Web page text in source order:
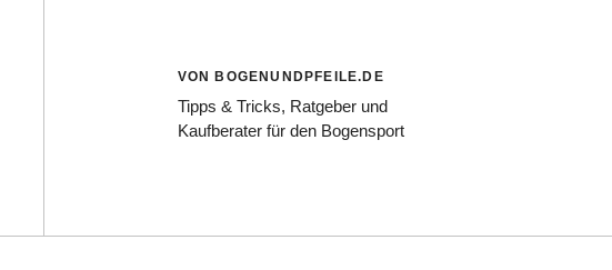
VON BOGENUNDPFEILE.DE
Tipps & Tricks, Ratgeber und
Kaufberater für den Bogensport